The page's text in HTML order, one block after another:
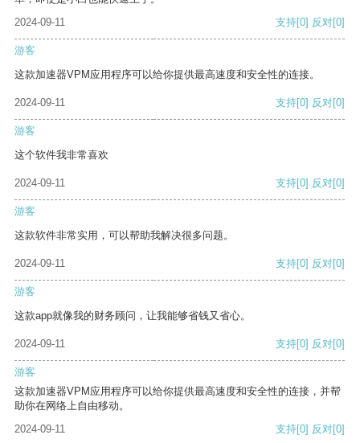
2024-09-11
支持[0] 反对[0]
游客
这款加速器VPM应用程序可以给你提供最高速度和安全性的连接。
2024-09-11 支持[0] 反对[0]
游客
这个软件我非常喜欢
2024-09-11 支持[0] 反对[0]
游客
这款软件非常实用，可以帮助我解决很多问题。
2024-09-11 支持[0] 反对[0]
游客
这款app就像我的财务顾问，让我能够省钱又省心。
2024-09-11 支持[0] 反对[0]
游客
这款加速器VPM应用程序可以给你提供最高速度和安全性的连接，并帮
助你在网络上自由移动。
2024-09-11
支持[0] 反对[0]